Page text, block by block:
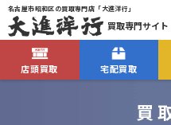
名古屋市昭和区の買取専門店「大進洋行」
買取専門サイト
店頭買取 宅配買取
買